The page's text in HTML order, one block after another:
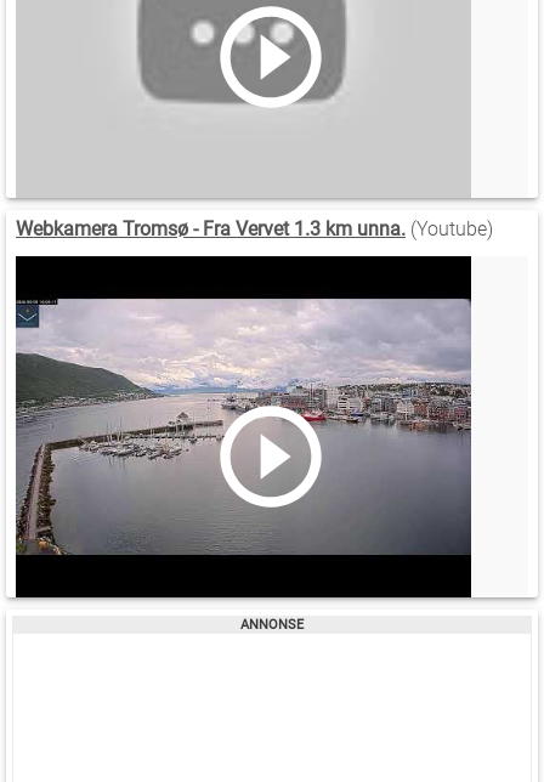
Webkamera Tromsø - Fra Vervet 1.3 km unna. (Youtube)